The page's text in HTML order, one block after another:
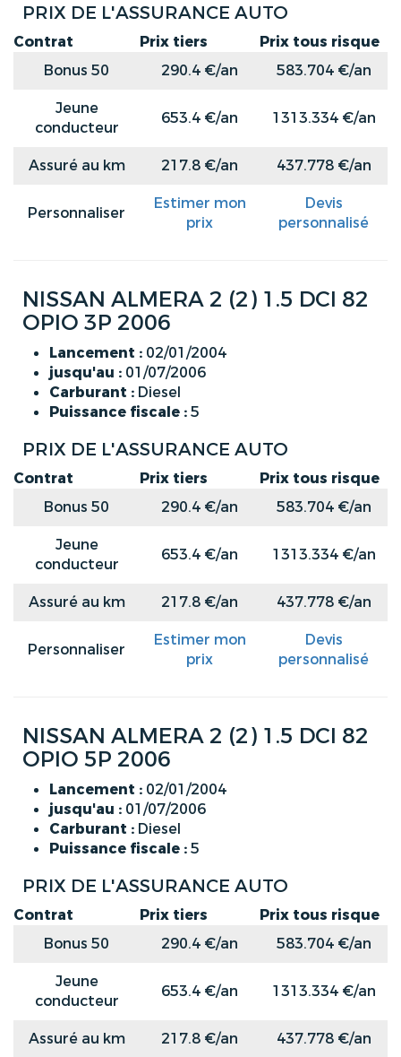
PRIX DE L'ASSURANCE AUTO
Contrat Prix tiers
Prix tous risque
Bonus 50
290.4 €/an
583.704 €/an
Jeune
conducteur
653.4 €/an 1313.334 €/an
Assuré au km 217.8 €/an 437.778 €/an
Personnaliser
Estimer mon
prix
Devis
personnalisé
NISSAN ALMERA 2 (2) 1.5 DCI 82
OPIO 3P 2006
Lancement : 02/01/2004
jusqu'au : 01/07/2006
Carburant : Diesel
Puissance fiscale :5
PRIX DE L'ASSURANCE AUTO
Contrat Prix tiers
Prix tous risque
Bonus 50
290.4 €/an
583.704 €/an
Jeune
conducteur
653.4 €/an 1313.334 €/an
Assuré au km 217.8 €/an 437.778 €/an
Personnaliser
Estimer mon
prix
Devis
personnalisé
NISSAN ALMERA 2 (2) 1.5 DCI 82
OPIO 5P 2006
Lancement : 02/01/2004
jusqu'au : 01/07/2006
Carburant : Diesel
Puissance fiscale :5
PRIX DE L'ASSURANCE AUTO
Contrat Prix tiers
Prix tous risque
Bonus 50
290.4 €/an
583.704 €/an
Jeune
conducteur
653.4 €/an 1313.334 €/an
Assuré au km 217.8 €/an 437.778 €/an